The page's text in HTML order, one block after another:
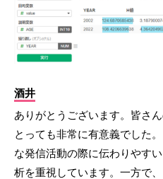
酒井
ありがとうございます。皆さ
とっても非常に有意義でした
な発信活動の際に伝わりやす
析を重視しています。一方で